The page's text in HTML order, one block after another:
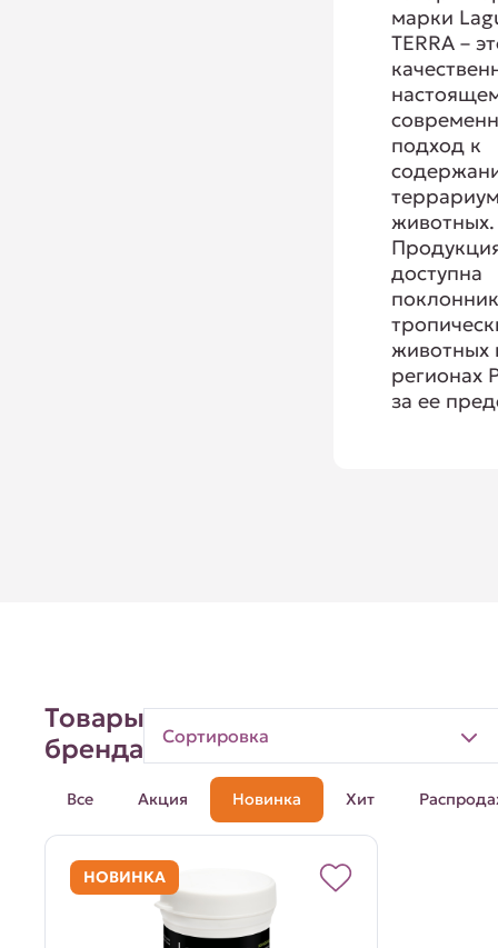
марки
TERRA –
подход к
животных.
доступна
животных
регионах
за ее
Товары
бренда
Сортировка
Все Акция Новинка Хит
НОВИНКА